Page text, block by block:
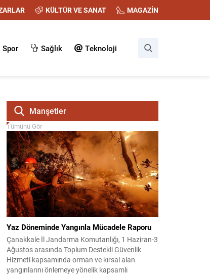
KÜLTÜR VE SANAT MAGAZİN
Spor Sağlık Teknoloji
Manşetler
Tümünü Gör
Yaz Döneminde Yangınla Mücadele Raporu
Çanakkale İl Jandarma Komutanlığı, 1 Haziran-3
Ağustos arasında Toplum Destekli Güvenlik
Hizmeti kapsamında orman ve kırsal alan
yangınlarını önlemeye yönelik kapsamlı